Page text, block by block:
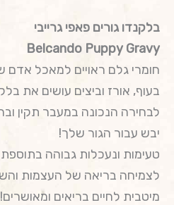
בלקנדו גורים פאפי גרייבי
Belcando Puppy Gravy
חומרי גלם ראויים למאכל אדם
בעוף, אורז וביצים עושים את
לבחירה הנכונה במעבר תקין
יבש עבור הגור שלך!
טעימות ונעכלות גבוהה בתוספת
לצמיחה בריאה של העצמות
מיטבית לחיים בריאים ומאושרים!